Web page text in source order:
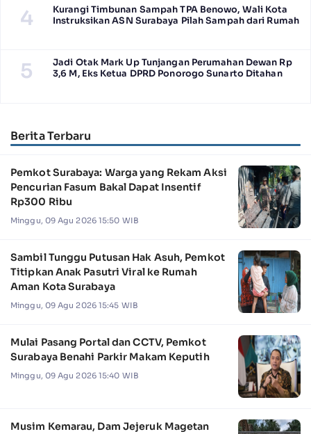
4
Kurangi Timbunan Sampah TPA Benowo, Wali Kota
Instruksikan ASN Surabaya Pilah Sampah dari Rumah
5
Jadi Otak Mark Up Tunjangan Perumahan Dewan Rp
3,6 M, Eks Ketua DPRD Ponorogo Sunarto Ditahan
Berita Terbaru
Pemkot Surabaya: Warga yang Rekam Aksi
Pencurian Fasum Bakal Dapat Insentif
Rp300 Ribu
Minggu, 09 Agu 2026 15:50 WIB
Sambil Tunggu Putusan Hak Asuh, Pemkot
Titipkan Anak Pasutri Viral ke Rumah
Aman Kota Surabaya
Minggu, 09 Agu 2026 15:45 WIB
Mulai Pasang Portal dan CCTV, Pemkot
Surabaya Benahi Parkir Makam Keputih
Minggu, 09 Agu 2026 15:40 WIB
Musim Kemarau, Dam Jejeruk Magetan